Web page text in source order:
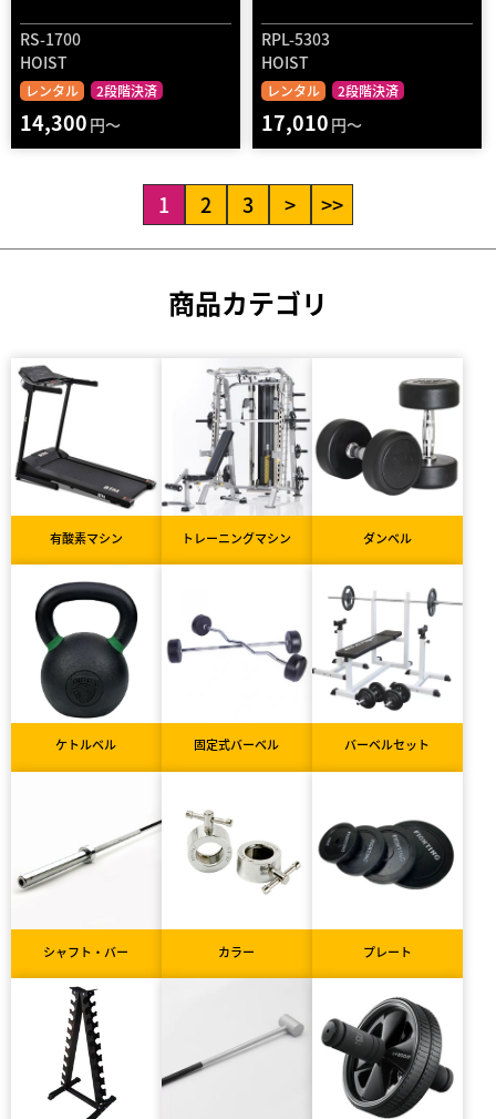
RS-1700
HOIST
レンタル 2段階決済
14,300 円～
RPL-5303
HOIST
レンタル 2段階決済
17,010 円～
1 2 3 > >>
商品カテゴリ
有酸素マシン トレーニングマシン ダンベル
ケトルベル 固定式バーベル バーベルセット
シャフト・バー カラー プレート